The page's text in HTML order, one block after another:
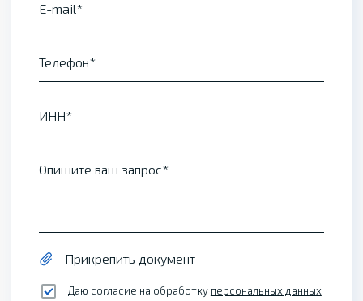
E-mail
Телефон
ИНН
Опишите ваш запрос
Прикрепить документ
Даю согласие на обработку персональных данных